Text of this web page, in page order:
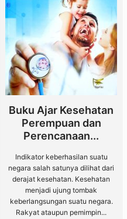
Buku Ajar Kesehatan
Perempuan dan
Perencanaan...
Indikator keberhasilan suatu
negara salah satunya dilihat dari
derajat kesehatan. Kesehatan
menjadi ujung tombak
keberlangsungan suatu negara.
Rakyat ataupun pemimpin...